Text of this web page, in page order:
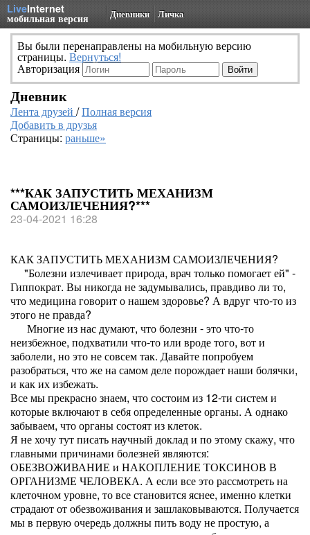
LiveInternet
мобильная версия Дневники Личка
Вы были перенаправлены на мобильную версию
страницы. Вернуться!
Авторизация
Дневник
Лента друзей /Полная версия
Добавить в друзья
Страницы: раньше»
***КАК ЗАПУСТИТЬ МЕХАНИЗМ
САМОИЗЛЕЧЕНИЯ?***
23-04-2021 16:28
КАК ЗАПУСТИТЬ МЕХАНИЗМ САМОИЗЛЕЧЕНИЯ?
"Болезни излечивает природа, врач только помогает ей" -
Гиппократ. Вы никогда не задумывались, правдиво ли то,
что медицина говорит о нашем здоровье? А вдруг что-то из
этого не правда?
Многие из нас думают, что болезни - это что-то
неизбежное, подхватили что-то или вроде того, вот и
заболели, но это не совсем так. Давайте попробуем
разобраться, что же на самом деле порождает наши болячки,
и как их избежать.
Все мы прекрасно знаем, что состоим из 12-ти систем и
которые включают в себя определенные органы. А однако
забываем, что органы состоят из клеток.
Я не хочу тут писать научный доклад и по этому скажу, что
главными причинами болезней являются:
ОБЕЗВОЖИВАНИЕ и НАКОПЛЕНИЕ ТОКСИНОВ В
ОРГАНИЗМЕ ЧЕЛОВЕКА. А если все это рассмотреть на
клеточном уровне, то все становится яснее, именно клетки
страдают от обезвоживания и зашлаковываются. Получается
мы в первую очередь должны пить воду не простую, а